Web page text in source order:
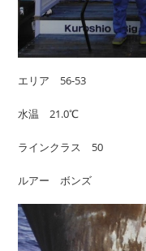
エリア 56-53
水温 21.0℃
ラインクラス 50
ルアー ボンズ